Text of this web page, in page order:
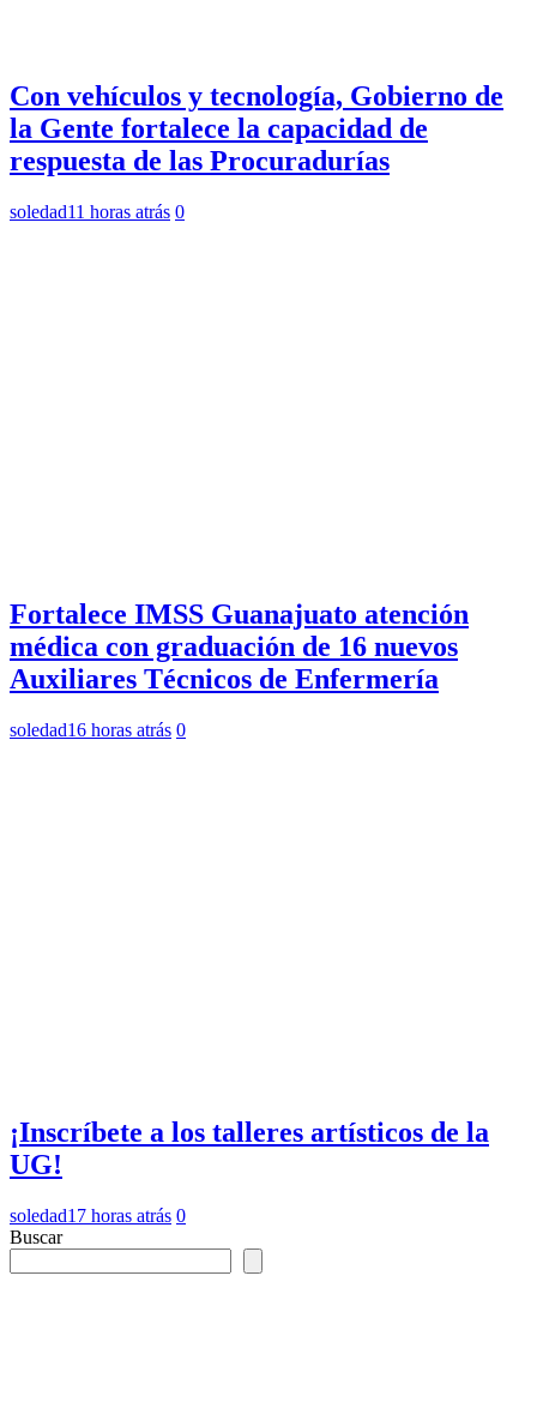
Con vehículos y tecnología, Gobierno de
la Gente fortalece la capacidad de
respuesta de las Procuradurías
soledad11 horas atrás 0
Fortalece IMSS Guanajuato atención
médica con graduación de 16 nuevos
Auxiliares Técnicos de Enfermería
soledad16 horas atrás 0
¡Inscríbete a los talleres artísticos de la
UG!
soledad17 horas atrás 0
Buscar